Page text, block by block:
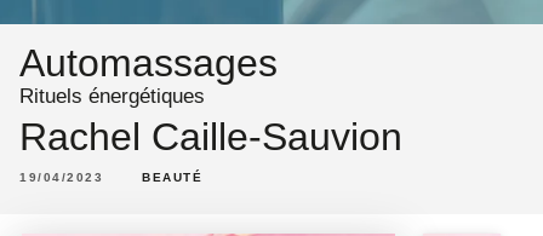
Automassages
Rituels énergétiques
Rachel Caille-Sauvion
19/04/2023 BEAUTÉ